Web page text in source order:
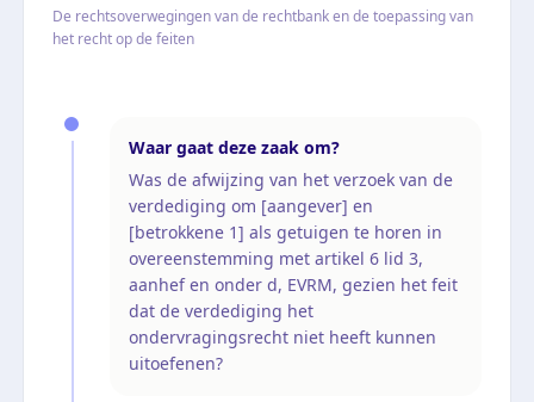
De rechtsoverwegingen van de rechtbank en de toepassing van
het recht op de feiten
Waar gaat deze zaak om?
Was de afwijzing van het verzoek van de
verdediging om [aangever] en
[betrokkene 1] als getuigen te horen in
overeenstemming met artikel 6 lid 3,
aanhef en onder d, EVRM, gezien het feit
dat de verdediging het
ondervragingsrecht niet heeft kunnen
uitoefenen?